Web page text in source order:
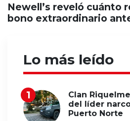
Newell’s reveló cuánto
bono extraordinario
Lo más leído
Clan
del líder
Puerto Norte